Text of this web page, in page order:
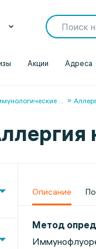
Акции Адреса
...
Описание
Метод